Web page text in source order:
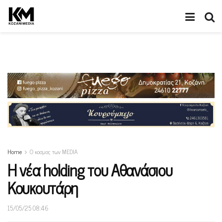
Home Ο κοσμος των MEDIA
Η νέα holding του Αθανάσιου
Κουκουτάρη
15/05/25 08:46